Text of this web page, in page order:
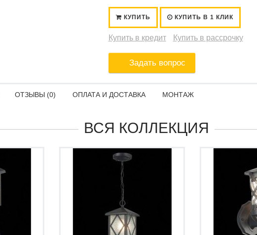
КУПИТЬ КУПИТЬ В 1 КЛИК
Купить в кредит Купить в рассрочку
Задать вопрос
ОТЗЫВЫ (0) ОПЛАТА И ДОСТАВКА МОНТАЖ
ВСЯ КОЛЛЕКЦИЯ